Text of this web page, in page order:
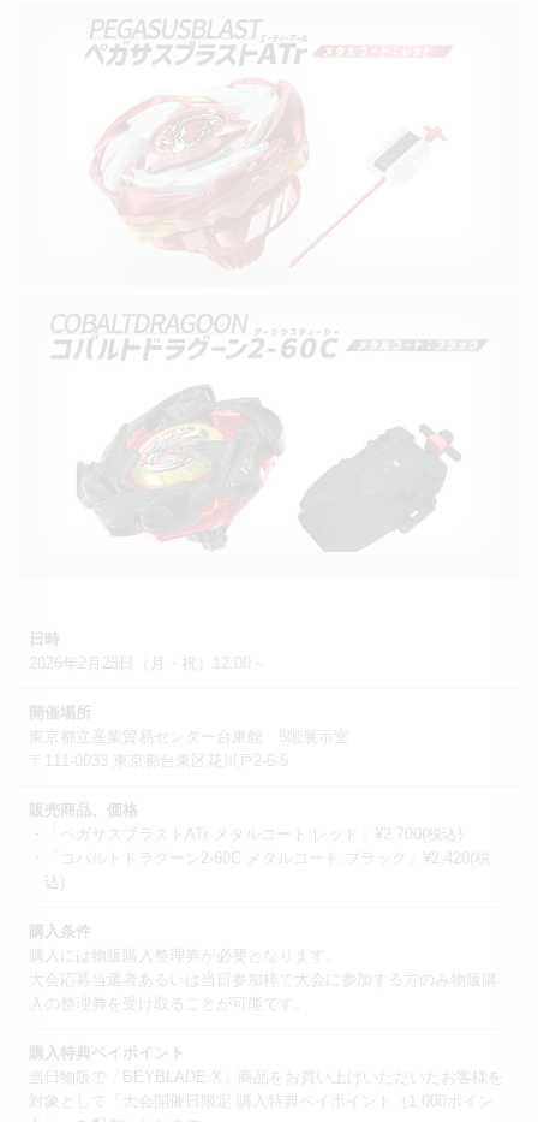
日時
2026年2月23日（月・祝）12:00～
開催場所
東京都立産業貿易センター台東館 5階展示室
〒111-0033 東京都台東区花川戸2-6-5
販売商品、価格
・「ペガサスブラストATr メタルコート:レッド」¥2,700(税込)
・「コバルトドラグーン2-60C メタルコート:ブラック」¥2,420(税
込)
購入条件
購入には物販購入整理券が必要となります。
大会応募当選者あるいは当日参加枠で大会に参加する方のみ物販購
入の整理券を受け取ることが可能です。
購入特典ベイポイント
当日物販で「BEYBLADE X」商品をお買い上げいただいたお客様を
対象として「大会開催日限定 購入特典ベイポイント（1,000ポイン